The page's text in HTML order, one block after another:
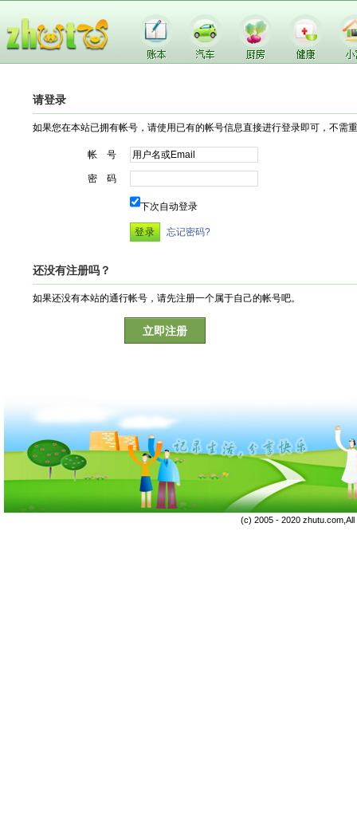
请登录
如果您在本站已拥有帐号，请使用已有的帐号信息直接进行登录即可，不需
帐 号
密 码
下次自动登录
忘记密码?
还没有注册吗？
如果还没有本站的通行帐号，请先注册一个属于自己的帐号吧。
立即注册
(c) 2005 - 2020